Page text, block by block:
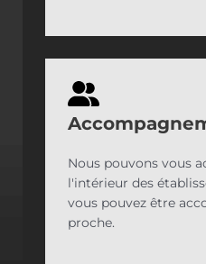
Nous pouvons vous
l'intérieur des
vous pouvez être
proche.